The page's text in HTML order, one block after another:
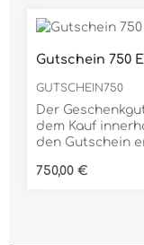
Gutschein 750
GUTSCHEIN750
Der
dem Kauf
den Gutschein
Regulärer Preis:
750,00 €